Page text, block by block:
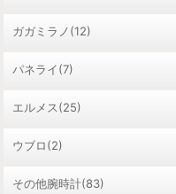
ガガミラノ(12)
パネライ(7)
エルメス(25)
ウブロ(2)
その他腕時計(83)